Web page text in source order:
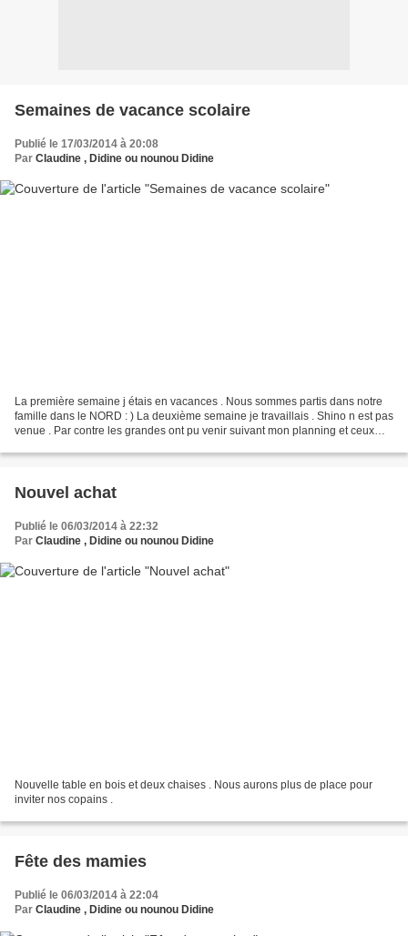
Semaines de vacance scolaire
Publié le 17/03/2014 à 20:08
Par Claudine , Didine ou nounou Didine
La première semaine j étais en vacances . Nous sommes partis dans notre
famille dans le NORD : ) La deuxième semaine je travaillais . Shino n est pas
venue . Par contre les grandes ont pu venir suivant mon planning et ceux
Nouvel achat
Publié le 06/03/2014 à 22:32
Par Claudine , Didine ou nounou Didine
Nouvelle table en bois et deux chaises . Nous aurons plus de place pour
inviter nos copains .
Fête des mamies
Publié le 06/03/2014 à 22:04
Par Claudine , Didine ou nounou Didine